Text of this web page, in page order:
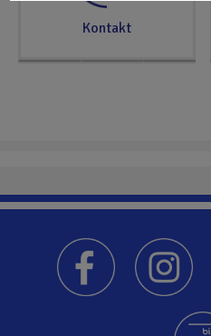
Kontakt